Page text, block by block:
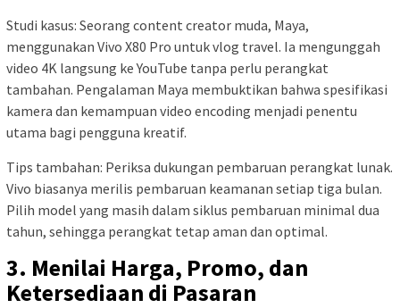
Studi kasus: Seorang content creator muda, Maya,
menggunakan Vivo X80 Pro untuk vlog travel. Ia mengunggah
video 4K langsung ke YouTube tanpa perlu perangkat
tambahan. Pengalaman Maya membuktikan bahwa spesifikasi
kamera dan kemampuan video encoding menjadi penentu
utama bagi pengguna kreatif.
Tips tambahan: Periksa dukungan pembaruan perangkat lunak.
Vivo biasanya merilis pembaruan keamanan setiap tiga bulan.
Pilih model yang masih dalam siklus pembaruan minimal dua
tahun, sehingga perangkat tetap aman dan optimal.
3. Menilai Harga, Promo, dan
Ketersediaan di Pasaran